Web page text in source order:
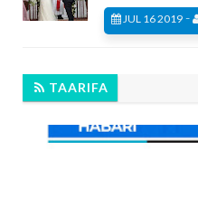
JUL 16 2019 -
TAARIFA